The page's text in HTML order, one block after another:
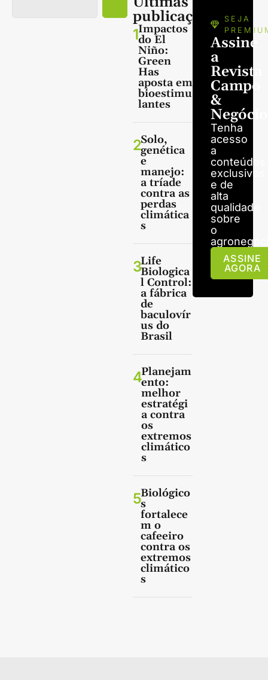
publicações
1Impactos
do El
Niño:
Green
Has
aposta em
bioestimu
lantes
2Solo,
genética
e
manejo:
a tríade
contra as
perdas
climática
s
3Life
Biologica
l Control:
a fábrica
de
baculovír
us do
Brasil
4Planejam
ento:
melhor
estratégi
a contra
os
extremos
climático
s
5Biológico
s
fortalece
m o
cafeeiro
contra os
extremos
climático
s
SEJA
Assine
a
Revista
Campo
&
Tenha
acesso
a
conteúdos
exclusivos
e de
alta
qualidade
sobre
o
ASSINE
AGORA